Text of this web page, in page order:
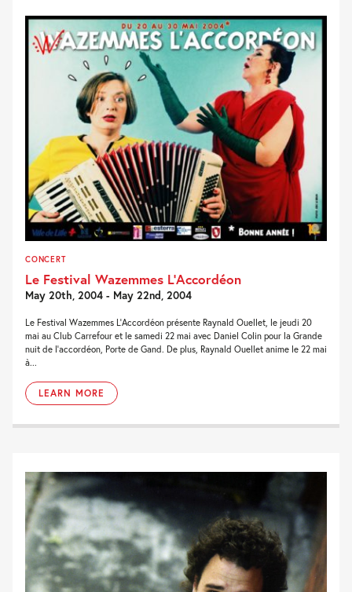
CONCERT
Le Festival Wazemmes L’Accordéon
May 20th, 2004 - May 22nd, 2004
Le Festival Wazemmes L'Accordéon présente Raynald Ouellet, le jeudi 20
mai au Club Carrefour et le samedi 22 mai avec Daniel Colin pour la Grande
nuit de l'accordéon, Porte de Gand. De plus, Raynald Ouellet anime le 22 mai
à...
LEARN MORE